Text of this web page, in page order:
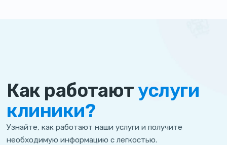
Как работают услуги
клиники?
Узнайте, как работают наши услуги и получите
необходимую информацию с легкостью.